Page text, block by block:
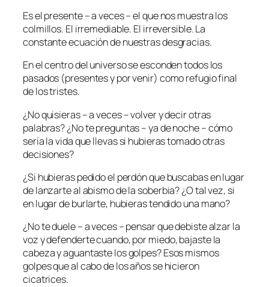
Es el presente – a veces – el que nos muestra los
colmillos. El irremediable. El irreversible. La
constante ecuación de nuestras desgracias.
En el centro del universo se esconden todos los
pasados (presentes y por venir) como refugio final
de los tristes.
¿No quisieras – a veces – volver y decir otras
palabras? ¿No te preguntas – ya de noche – cómo
sería la vida que llevas si hubieras tomado otras
decisiones?
¿Si hubieras pedido el perdón que buscabas en lugar
de lanzarte al abismo de la soberbia? ¿O tal vez, si
en lugar de burlarte, hubieras tendido una mano?
¿No te duele – a veces – pensar que debiste alzar la
voz y defenderte cuando, por miedo, bajaste la
cabeza y aguantaste los golpes? Esos mismos
golpes que al cabo de los años se hicieron
cicatrices.